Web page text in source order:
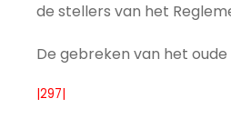
de stellers van het
De gebreken van het
|297|